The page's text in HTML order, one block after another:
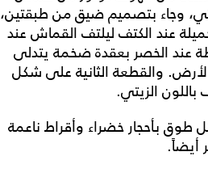
وجاء بتصميم ضيق من طبقتين،
عند الكتف ليلتف القماش عند
عند الخصر بعقدة ضخمة يتدلى
والقطعة الثانية على شكل
الزيتي.
طوق بأحجار خضراء وأقراط ناعمة
أيضاً.